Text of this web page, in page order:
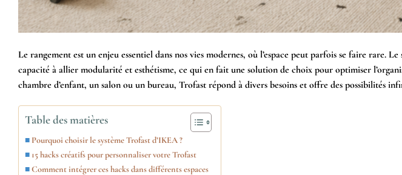
Le rangement est un enjeu essentiel dans nos vies modernes, où l’espace peut parfois se faire rare.
capacité à allier modularité et esthétisme, ce qui en fait une solution de choix pour optimiser
chambre d’enfant, un salon ou un bureau, Trofast répond à divers besoins et offre des possibilités
Table des matières
Pourquoi choisir le système Trofast d’IKEA ?
15 hacks créatifs pour personnaliser votre Trofast
Comment intégrer ces hacks dans différents espaces